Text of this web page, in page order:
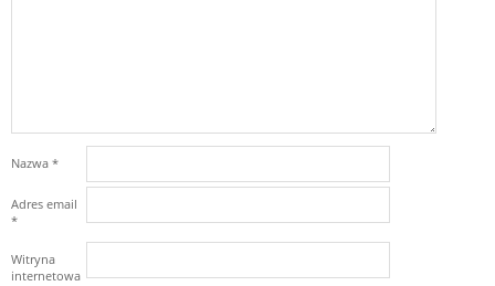
Nazwa *
Adres email
*
Witryna
internetowa